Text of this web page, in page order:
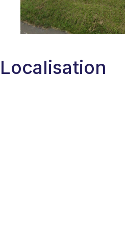
Localisation